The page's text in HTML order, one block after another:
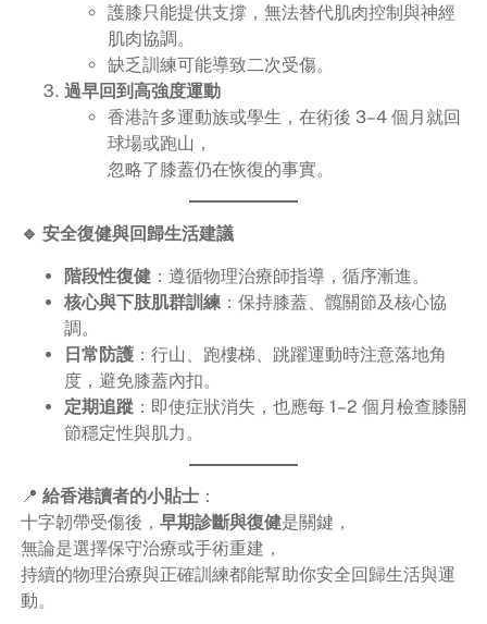
護膝只能提供支撐，無法替代肌肉控制與神經
肌肉協調。
缺乏訓練可能導致二次受傷。
過早回到高強度運動
香港許多運動族或學生，在術後 3–4 個月就回
球場或跑山，
忽略了膝蓋仍在恢復的事實。
🔹 安全復健與回歸生活建議
階段性復健：遵循物理治療師指導，循序漸進。
核心與下肢肌群訓練：保持膝蓋、髖關節及核心協
調。
日常防護：行山、跑樓梯、跳躍運動時注意落地角
度，避免膝蓋內扣。
定期追蹤：即使症狀消失，也應每 1–2 個月檢查膝關
節穩定性與肌力。
📍 給香港讀者的小貼士：
十字韌帶受傷後， 早期診斷與復健是關鍵，
無論是選擇保守治療或手術重建，
持續的物理治療與正確訓練都能幫助你安全回歸生活與運
動。